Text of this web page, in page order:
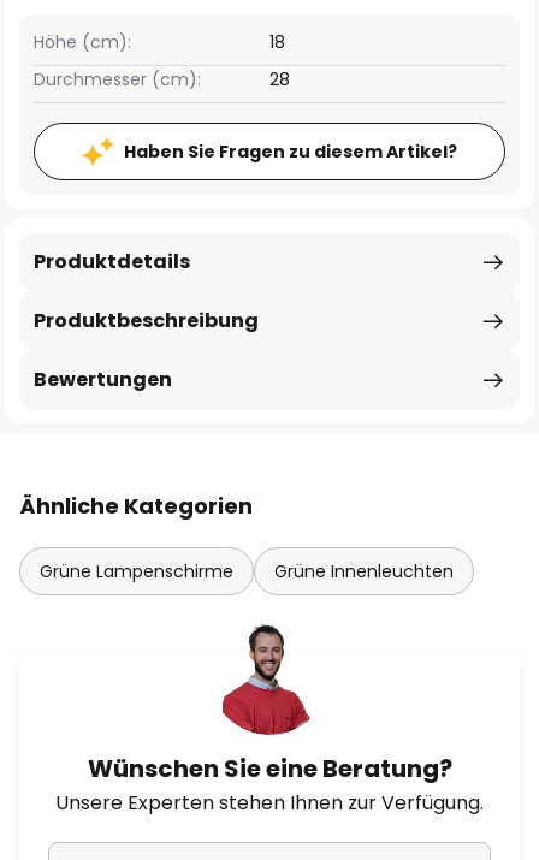
Höhe (cm):
18
Durchmesser (cm):
28
Haben Sie Fragen zu diesem Artikel?
Produktbeschreibung
Produktdetails
Bewertungen
Ähnliche Kategorien
Grüne Lampenschirme Grüne Innenleuchten
Wünschen Sie eine Beratung?
Unsere Experten stehen Ihnen zur Verfügung.